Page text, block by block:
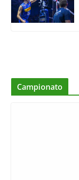
Campionato